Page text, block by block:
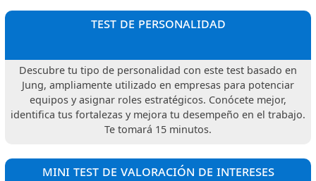
test de personalidad
Descubre tu tipo de personalidad con este test basado en
Jung, ampliamente utilizado en empresas para potenciar
equipos y asignar roles estratégicos. Conócete mejor,
identifica tus fortalezas y mejora tu desempeño en el trabajo.
Te tomará 15 minutos.
mini test de valoración de intereses